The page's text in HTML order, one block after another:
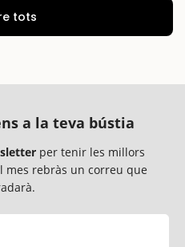
tots
a la teva bústia
per tenir les millors
mes rebràs un correu que